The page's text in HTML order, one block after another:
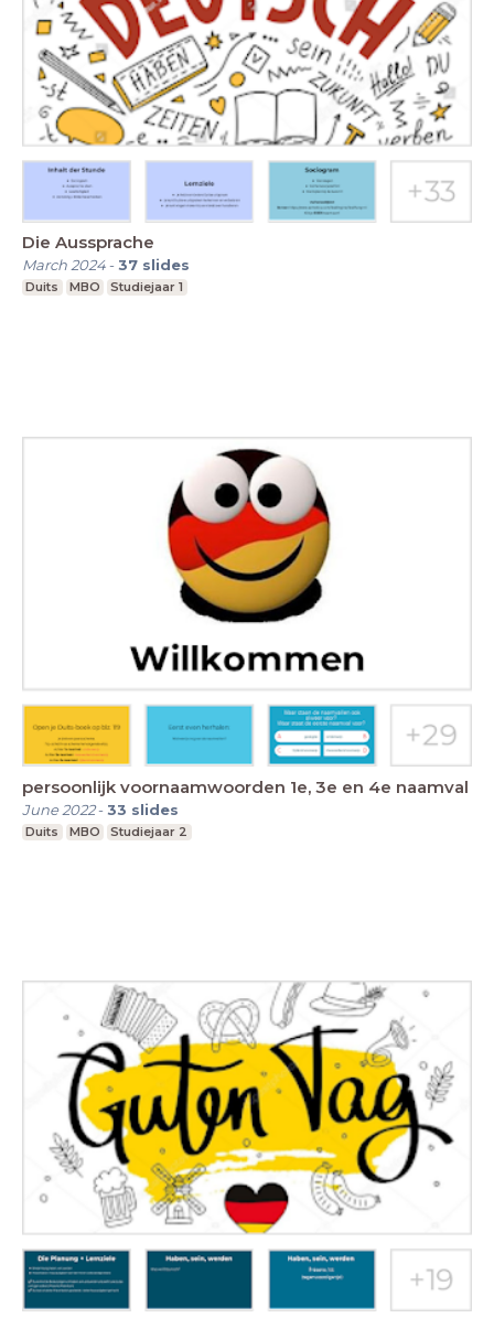
Die Aussprache
March 2024-37 slides
Duits MBO Studiejaar 1
persoonlijk voornaamwoorden 1e, 3e en 4e naamval
June 2022-33 slides
Duits MBO Studiejaar 2